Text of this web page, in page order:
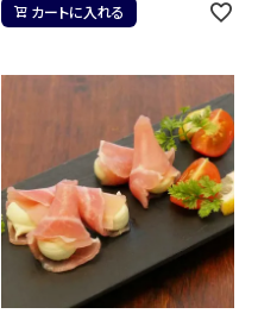
カートに入れる